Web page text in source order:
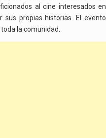
al cine interesados en
propias historias. El evento
la comunidad.